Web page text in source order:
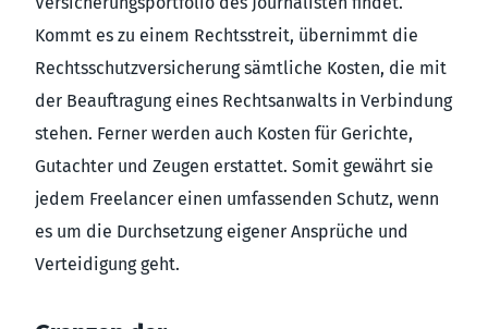
Kommt es zu einem Rechtsstreit, übernimmt die
Rechtsschutzversicherung sämtliche Kosten, die mit
der Beauftragung eines Rechtsanwalts in Verbindung
stehen. Ferner werden auch Kosten für Gerichte,
Gutachter und Zeugen erstattet. Somit gewährt sie
jedem Freelancer einen umfassenden Schutz, wenn
es um die Durchsetzung eigener Ansprüche und
Verteidigung geht.